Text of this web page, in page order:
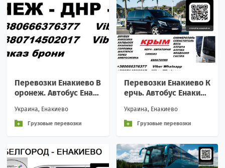
Перевозки Енакиево В
оронеж. Автобус Енак
ание Енакиево Вороне
ж
Украина, Енакиево
Грузовые перевозки
Перевозки Енакиево К
ерчь. Автобус Енакиев
накиево Керчь
Украина, Енакиево
Грузовые перевозки